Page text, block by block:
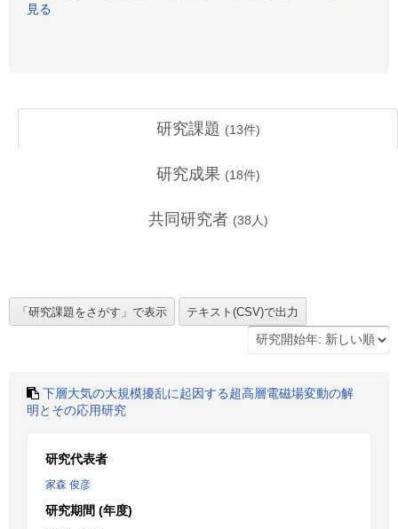
見る
研究課題 (13件)
研究成果 (18件)
共同研究者 (38 人)
下層大気の大規模擾乱に起因する超高層電磁場変動の解
明とその応用研究
研究代表者
家森 俊彦
研究期間 (年度)